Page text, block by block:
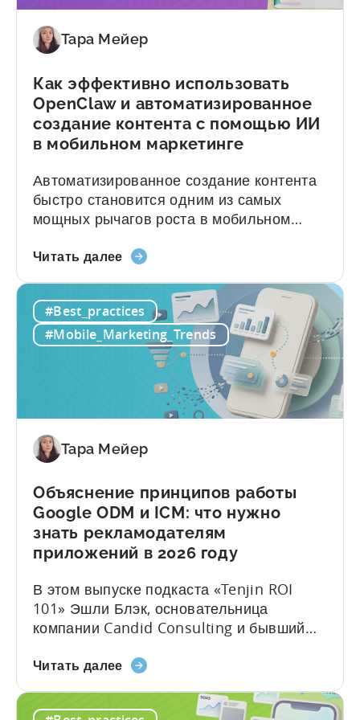
Tenjin
Тара Мейер
Как эффективно использовать
OpenClaw и автоматизированное
создание контента с помощью ИИ
в мобильном маркетинге
Автоматизированное создание контента
быстро становится одним из самых
мощных рычагов роста в мобильном
по-прежнему работают по старинке:
сценарии, редактируют и публикуют
контент на нескольких платформах,
пытаясь не отставать от постоянно
ускоряющегося цикла обновления
контента. В недавнем выпуске подкаста
Читать далеео
эффективно
использовать
OpenClaw
автоматизированное
создание
с
ИИ
в
мобильном
маркетинге
#Best_practices
#Mobile_Marketing_Trends
Тара Мейер
Объяснение принципов работы
Google ODM и ICM: что нужно
знать рекламодателям
приложений в 2026 году
В этом выпуске подкаста «Tenjin ROI
101» Эшли Блэк, основательница
компании Candid Consulting и бывший
Google, разъясняет некоторые из
понимаемых терминов в сфере рекламы
Читать далее«Объяснение